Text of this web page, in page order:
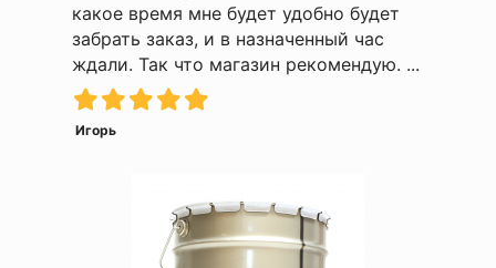
какое время мне будет удобно будет
забрать заказ, и в назначенный час
ждали. Так что магазин рекомендую. ...
Игорь